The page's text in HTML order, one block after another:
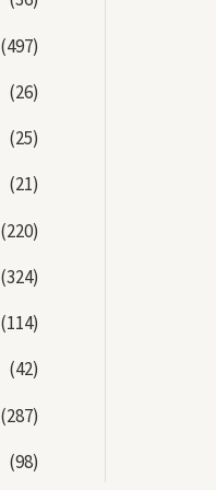
(497)
(26)
(25)
(21)
(220)
(324)
(114)
(42)
(287)
(98)